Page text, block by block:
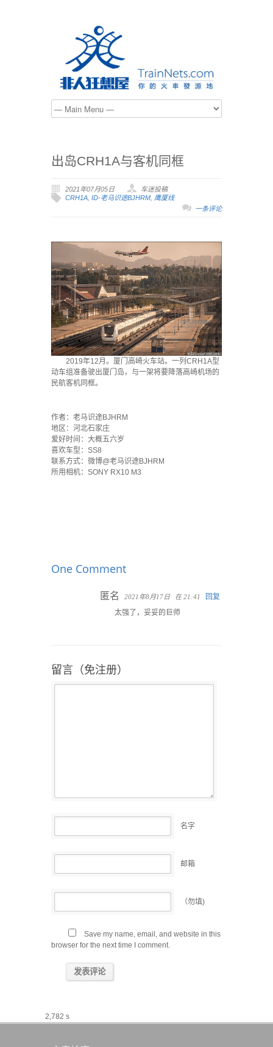
出岛CRH1A与客机同框
2021年07月05日
车迷投稿
CRH1A, ID-老马识途BJHRM, 鹰厦线
一条评论
2019年12月。厦门高崎火车站。一列CRH1A型
动车组准备驶出厦门岛，与一架将要降落高崎机场的
民航客机同框。
作者：老马识途BJHRM
地区：河北石家庄
爱好时间：大概五六岁
喜欢车型：SS8
联系方式：微博@老马识途BJHRM
所用相机：SONY RX10 M3
One Comment
匿名 2021年8月17日 在 21:41
回复
太强了，妥妥的巨师
留言（免注册）
名字
邮箱
（勿填)
Save my name, email, and website in this
browser for the next time I comment.
2,782 s